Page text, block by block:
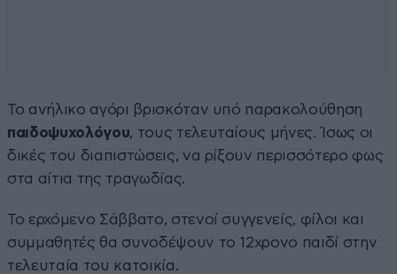
Το ανήλικο αγόρι βρισκόταν υπό παρακολούθηση
παιδοψυχολόγου, τους τελευταίους μήνες. Ίσως οι
δικές του διαπιστώσεις, να ρίξουν περισσότερο φως
στα αίτια της τραγωδίας.
Το ερχόμενο Σάββατο, στενοί συγγενείς, φίλοι και
συμμαθητές θα συνοδέψουν το 12χρονο παιδί στην
τελευταία του κατοικία.